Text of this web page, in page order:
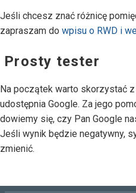
Jeśli chcesz znać różnicę
zapraszam do wpisu o RWD i
Prosty tester
Na początek warto skorzystać
udostępnia Google. Za jego
dowiemy się, czy Pan Google
Jeśli wynik będzie negatywny,
zmienić.